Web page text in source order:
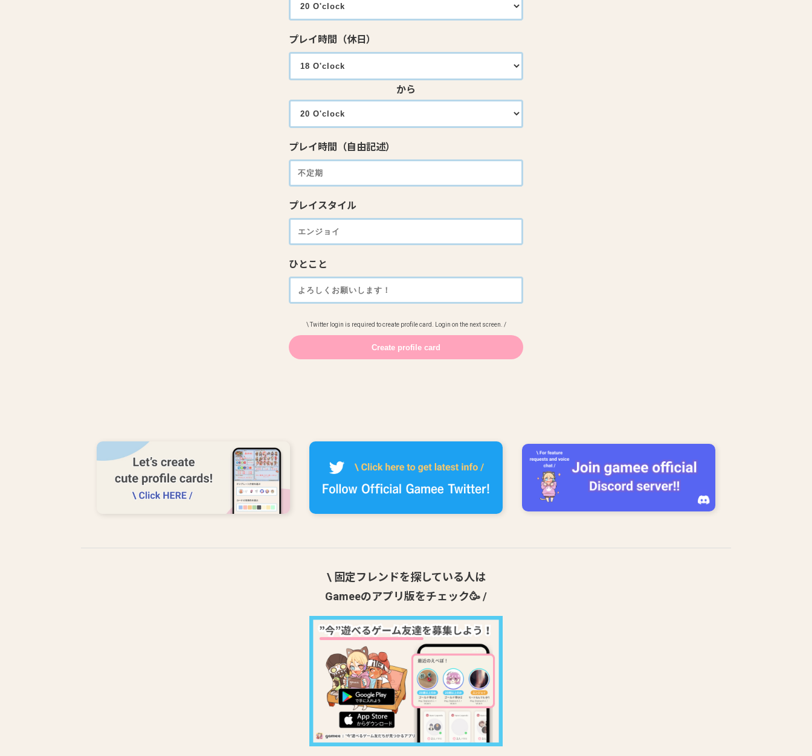
プレイ時間（休日）
から
プレイ時間（自由記述）
プレイスタイル
ひとこと
\ Twitter login is required to create profile card. Login on the next screen. /
\ 固定フレンドを探している人は
Gameeのアプリ版をチェック🥳 /